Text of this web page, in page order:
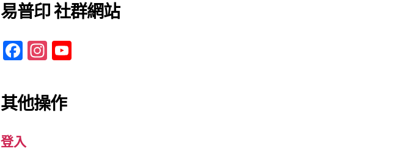
黑
科
技”
易普印 社群網站
F
a
c
e
o
In
st
a
gr
m b
其他操作
登入